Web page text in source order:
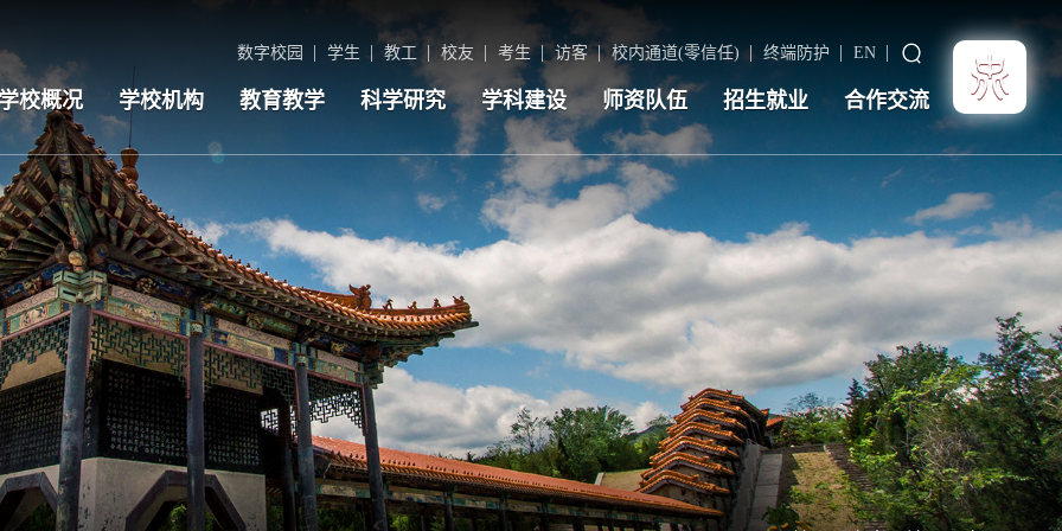
数字校园 学生 教工 校友 考生 访客 校内通道(零信任) 终端防护 EN
校概况 学校机构 教育教学 科学研究 学科建设 师资队伍 招生就业 合作交流